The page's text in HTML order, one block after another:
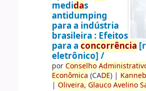
medidas
antidumping
para a indústria
brasileira : Efeitos
para a concorrência
eletrônico] /
porConselho
Econômica (CADE)|
| Oliveira, Glauco Avelino